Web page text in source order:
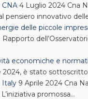
4 Luglio 2024 Cna
pensiero innovativo
delle piccole
economiche e
2024, è stato sottoscritto
Italy9 Aprile 2024 Cna
promossa…